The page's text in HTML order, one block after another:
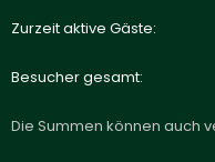
Zurzeit aktive Gäste
Besucher gesamt
Die Summen können auch